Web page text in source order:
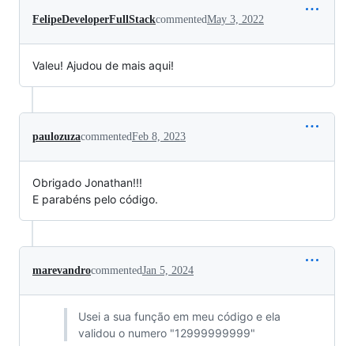
FelipeDeveloperFullStackcommentedMay 3, 2022
Valeu! Ajudou de mais aqui!
paulozuzacommentedFeb 8, 2023
Obrigado Jonathan!!!
E parabéns pelo código.
marevandrocommentedJan 5, 2024
Usei a sua função em meu código e ela
validou o numero "12999999999"